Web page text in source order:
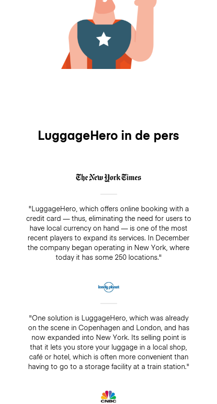
LuggageHero in de pers
"LuggageHero, which offers online booking with a
credit card — thus, eliminating the need for users to
have local currency on hand — is one of the most
recent players to expand its services. In December
the company began operating in New York, where
today it has some 250 locations."
"One solution is LuggageHero, which was already
on the scene in Copenhagen and London, and has
now expanded into New York. Its selling point is
that it lets you store your luggage in a local shop,
café or hotel, which is often more convenient than
having to go to a storage facility at a train station."